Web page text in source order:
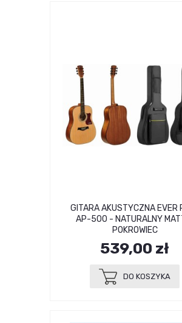
GITARA AKUSTYCZNA EVER
AP-500 - NATURALNY
POKROWIEC
539,00 zł
DO KOSZYKA